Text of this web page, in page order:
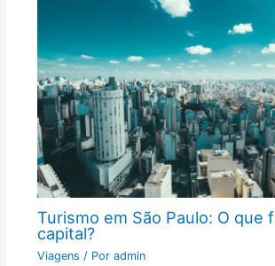
Turismo em São Paulo: O que
capital?
Viagens / Por admin